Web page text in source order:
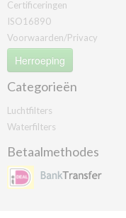
Certificeringen
ISO16890
Voorwaarden/Privacy
Herroeping
Categorieën
Luchtfilters
Waterfilters
Betaalmethodes